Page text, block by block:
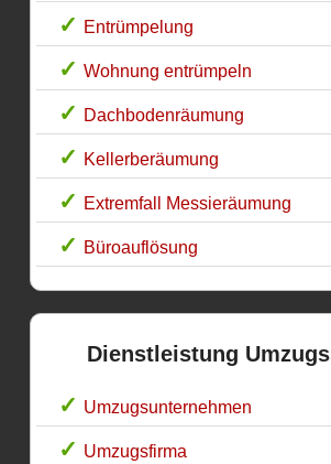
Entrümpelung
Wohnung entrümpeln
Dachbodenräumung
Kellerberäumung
Extremfall Messieräumung
Büroauflösung
Dienstleistung
Umzugsunternehmen
Umzugsfirma